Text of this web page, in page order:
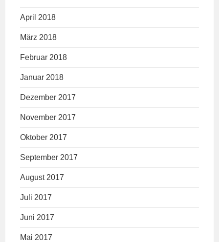
April 2018
März 2018
Februar 2018
Januar 2018
Dezember 2017
November 2017
Oktober 2017
September 2017
August 2017
Juli 2017
Juni 2017
Mai 2017